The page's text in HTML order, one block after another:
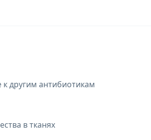
другим антибиотикам
в тканях